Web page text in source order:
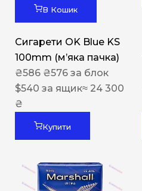
В Кошик
Сигарети OK Blue KS
100mm (м’яка пачка)
₴586 ₴576 за блок
$540 за ящик≈ 24 300
₴
Купити